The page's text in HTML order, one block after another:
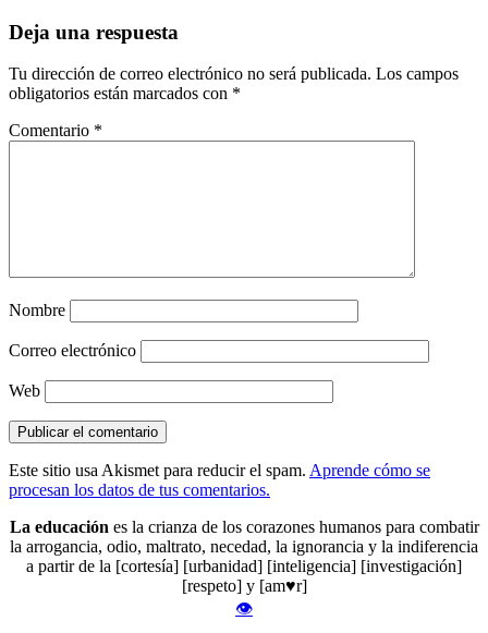
Deja una respuesta
Tu dirección de correo electrónico no será publicada. Los campos
obligatorios están marcados con *
Comentario *
Nombre
Correo electrónico
Web
Este sitio usa Akismet para reducir el spam. Aprende cómo se
procesan los datos de tus comentarios.
La educaciónes la crianza de los corazones humanos para combatir
la arrogancia, odio, maltrato, necedad, la ignorancia y la indiferencia
a partir de la [cortesía] [urbanidad] [inteligencia] [investigación]
[respeto] y [am♥r]
👁